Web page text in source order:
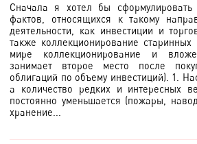
Сначала я хотел бы
фактов, относящихся к такому
деятельности, как инвестиции и
также коллекционирование
мире коллекционирование и
занимает второе место после
облигаций по объему инвестиций). 1.
а количество редких и интересных
постоянно уменьшается (пожары,
хранение...